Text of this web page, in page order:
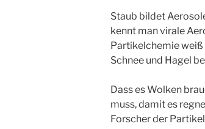
Staub bildet
kennt man virale
Partikelchemie weiß
Schnee und Hagel
Dass es Wolken
muss, damit es
Forscher der